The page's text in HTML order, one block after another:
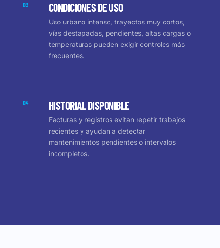
03 CONDICIONES DE USO
Uso urbano intenso, trayectos muy cortos,
vías destapadas, pendientes, altas cargas o
temperaturas pueden exigir controles más
frecuentes.
04 HISTORIAL DISPONIBLE
Facturas y registros evitan repetir trabajos
recientes y ayudan a detectar
mantenimientos pendientes o intervalos
incompletos.